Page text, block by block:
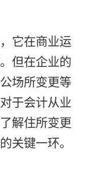
它在商业运
但在企业的
场所变更等
于会计从业
解住所变更
关键一环。